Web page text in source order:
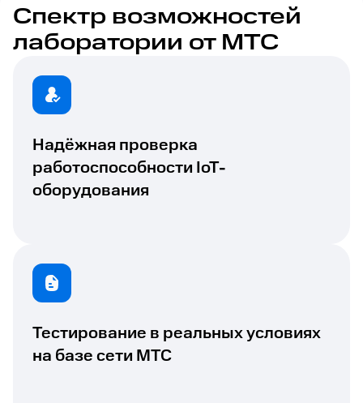
Спектр возможностей
лаборатории от МТС
Надёжная проверка
работоспособности IoT-
оборудования
Тестирование в реальных условиях
на базе сети МТС